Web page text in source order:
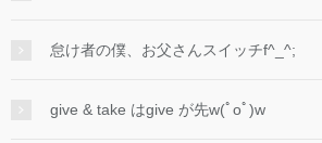
怠け者の僕、お父さんスイッチf^_^;
give & take はgive が先w(ﾟoﾟ)w